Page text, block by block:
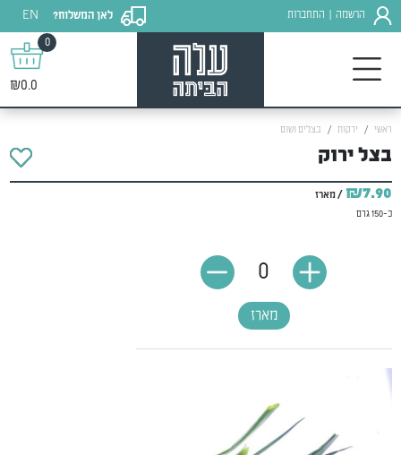
הרשמה התחברות לאן המשלוח?
EN
0
₪0.0
ראשי ירקות בצלים ושום
בצל ירוק
₪7.90 / מארז
כ-150 גרם
מארז
0